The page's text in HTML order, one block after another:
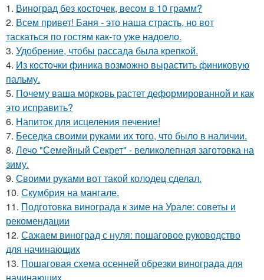
1. Виноград без косточек, весом в 10 грамм?
2. Всем привет! Баня - это наша страсть, но вот
таскаться по гостям как-то уже надоело.
3. Удобрение, чтобы рассада была крепкoй.
4. Из косточки финика возможно вырастить финиковую
пальму.
5. Почему ваша морковь растет деформированной и как
это исправить?
6. Напиток для исцеления печение!
7. Беседка своими руками их того, что было в наличии.
8. Лечо "Семейный Секрет" - великолепная заготовка на
зиму.
9. Своими руками вот такой колодец сделал.
10. Скумбрия на мангале.
11. Подготовка винограда к зиме на Урале: советы и
рекомендации
12. Сажаем виноград с нуля: пошаговое руководство
для начинающих
13. Пошаговая схема осенней обрезки винограда для
начинающих